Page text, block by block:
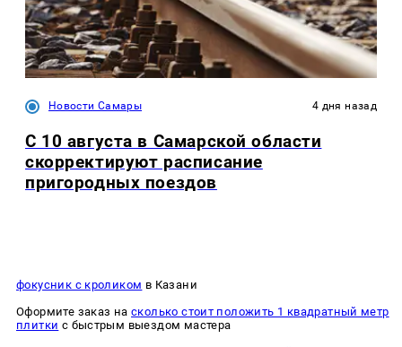
Новости Самары 4 дня назад
С 10 августа в Самарской области
скорректируют расписание
пригородных поездов
фокусник с кроликом в Казани
Оформите заказ насколько стоит положить 1 квадратный метр
плитки с быстрым выездом мастера